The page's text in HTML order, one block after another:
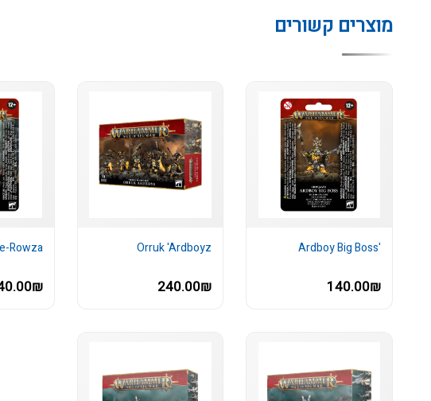
מוצרים קשורים
'Ardboy Big Boss
140.00₪
Orruk 'Ardboyz
240.00₪
Rowza